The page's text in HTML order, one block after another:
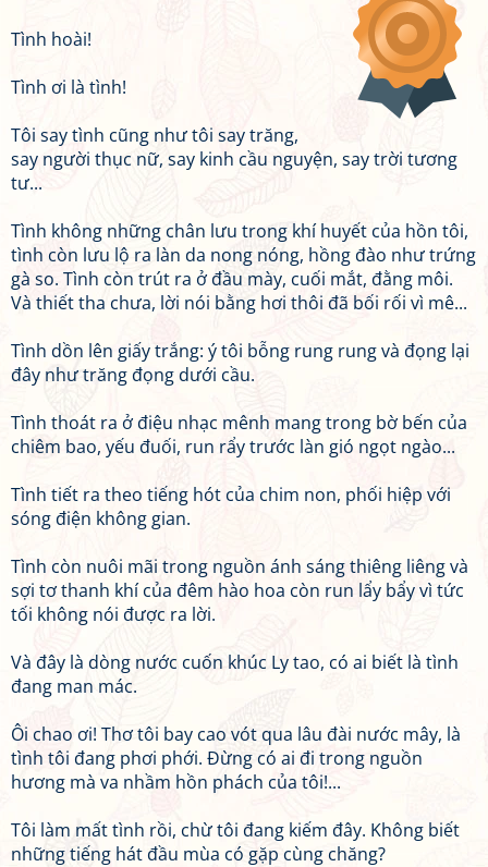
Tình hoài!
Tình ơi là tình!
Tôi say tình cũng như tôi say trăng,
say người thục nữ, say kinh cầu nguyện, say trời tương
tư...
Tình không những chân lưu trong khí huyết của hồn tôi,
tình còn lưu lộ ra làn da nong nóng, hồng đào như trứng
gà so. Tình còn trút ra ở đầu mày, cuối mắt, đằng môi.
Và thiết tha chưa, lời nói bằng hơi thôi đã bối rối vì mê...
Tình dồn lên giấy trắng: ý tôi bỗng rung rung và đọng lại
đây như trăng đọng dưới cầu.
Tình thoát ra ở điệu nhạc mênh mang trong bờ bến của
chiêm bao, yếu đuối, run rẩy trước làn gió ngọt ngào...
Tình tiết ra theo tiếng hót của chim non, phối hiệp với
sóng điện không gian.
Tình còn nuôi mãi trong nguồn ánh sáng thiêng liêng và
sợi tơ thanh khí của đêm hào hoa còn run lẩy bẩy vì tức
tối không nói được ra lời.
Và đây là dòng nước cuốn khúc Ly tao, có ai biết là tình
đang man mác.
Ôi chao ơi! Thơ tôi bay cao vót qua lâu đài nước mây, là
tình tôi đang phơi phới. Đừng có ai đi trong nguồn
hương mà va nhầm hồn phách của tôi!...
Tôi làm mất tình rồi, chừ tôi đang kiếm đây. Không biết
những tiếng hát đầu mùa có gặp cùng chăng?